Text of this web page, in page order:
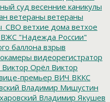
суд весенние каникулы
ветераны ветераны
ветхие дома ветхое
ВЖС "Надежда России"
баллона взрыв
видеорегистратор
Виктор Орёл Виктор
премьер ВИЧ ВККС
Владимир Мишустин
Владимир Якушев